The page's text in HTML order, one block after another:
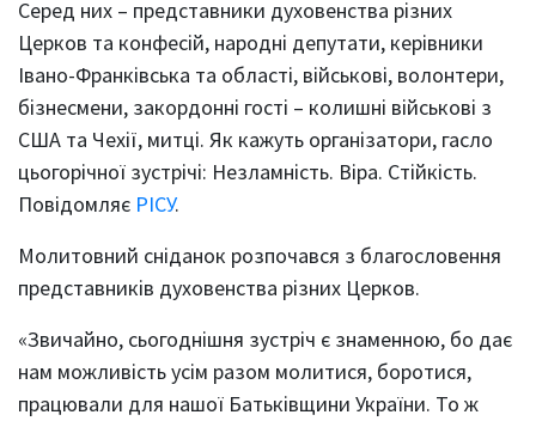
Серед них – представники духовенства різних
Церков та конфесій, народні депутати, керівники
Івано-Франківська та області, військові, волонтери,
бізнесмени, закордонні гості – колишні військові з
США та Чехії, митці. Як кажуть організатори, гасло
цьогорічної зустрічі: Незламність. Віра. Стійкість.
Повідомляє РІСУ.
Молитовний сніданок розпочався з благословення
представників духовенства різних Церков.
«Звичайно, сьогоднішня зустріч є знаменною, бо дає
нам можливість усім разом молитися, боротися,
працювали для нашої Батьківщини України. То ж